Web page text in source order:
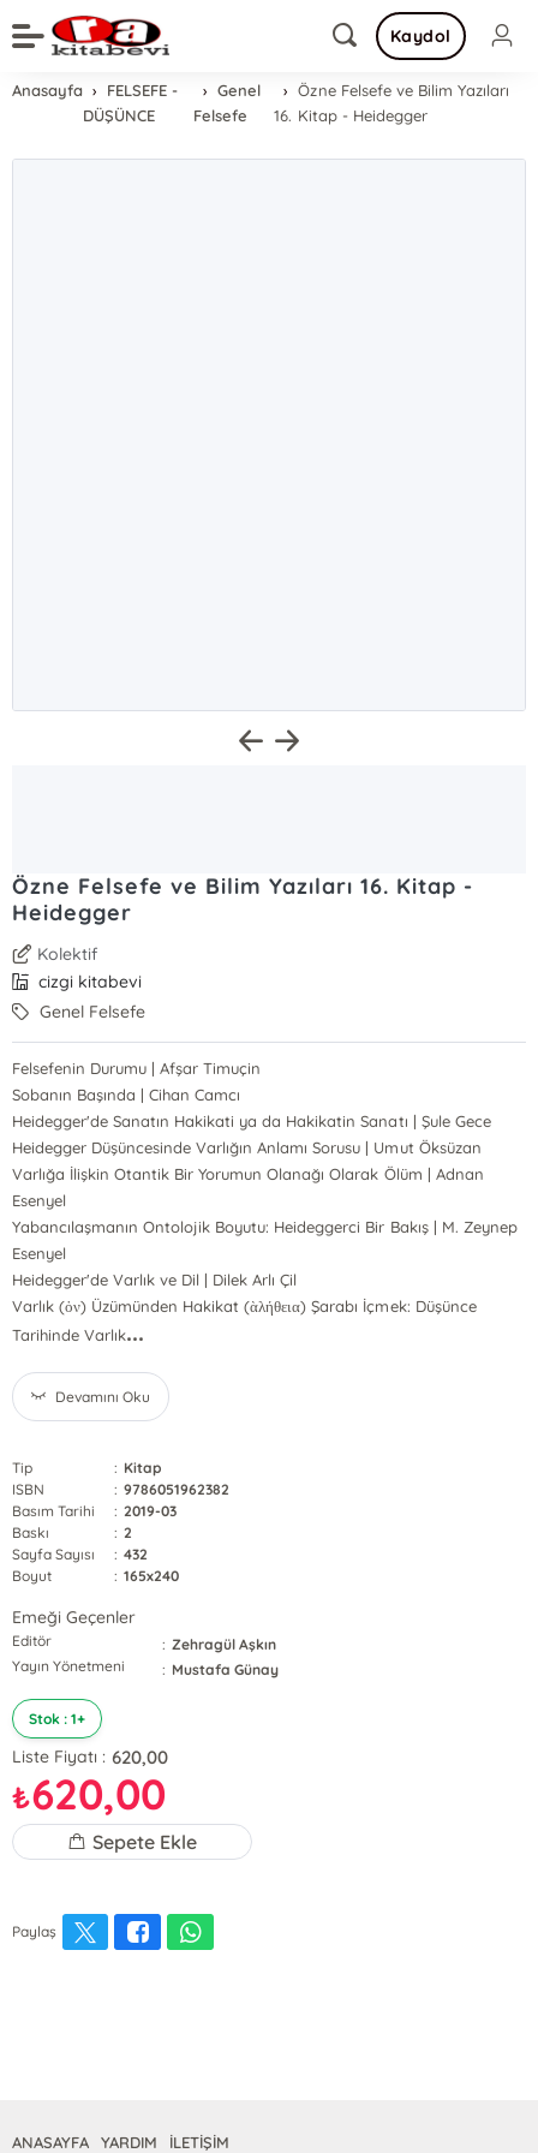
Kaydol
Anasayfa
FELSEFE -
DÜŞÜNCE
Genel
Felsefe
Özne Felsefe ve Bilim Yazıları
16. Kitap - Heidegger
Özne Felsefe ve Bilim Yazıları 16. Kitap -
Heidegger
Kolektif
cizgi kitabevi
Genel Felsefe
Felsefenin Durumu | Afşar Timuçin
Sobanın Başında | Cihan Camcı
Heidegger'de Sanatın Hakikati ya da Hakikatin Sanatı | Şule Gece
Heidegger Düşüncesinde Varlığın Anlamı Sorusu | Umut Öksüzan
Varlığa İlişkin Otantik Bir Yorumun Olanağı Olarak Ölüm | Adnan
Esenyel
Yabancılaşmanın Ontolojik Boyutu: Heideggerci Bir Bakış | M. Zeynep
Esenyel
Heidegger'de Varlık ve Dil | Dilek Arlı Çil
Varlık (ὀν) Üzümünden Hakikat (ὰλήθεια) Şarabı İçmek: Düşünce
Tarihinde Varlık...
Devamını Oku
Tip : Kitap
ISBN
: 9786051962382
Basım Tarihi
: 2019-03
Baskı
: 2
Sayfa Sayısı
: 432
Boyut
: 165x240
Emeği Geçenler
Editör : Zehragül Aşkın
Yayın Yönetmeni
: Mustafa Günay
Stok : 1+
Liste Fiyatı : 620,00
₺620,00
Sepete Ekle
Paylaş
ANASAYFA YARDIM İLETİŞİM